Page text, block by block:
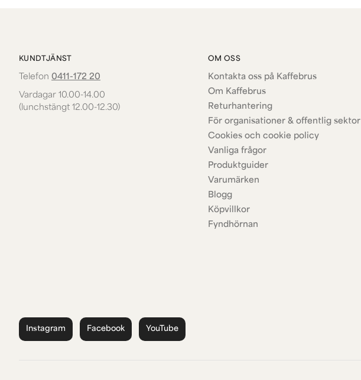
KUNDTJÄNST
Telefon 0411-172 20
Vardagar 10.00-14.00
(lunchstängt 12.00-12.30)
OM OSS
Kontakta oss på Kaffebrus
Om Kaffebrus
Returhantering
För organisationer & offentlig sektor
Cookies och cookie policy
Vanliga frågor
Produktguider
Varumärken
Blogg
Köpvillkor
Fyndhörnan
Instagram Facebook YouTube